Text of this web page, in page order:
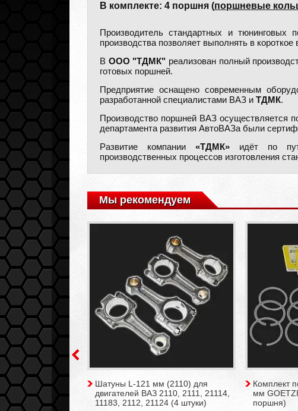
В комплекте: 4 поршня (поршневые
Производитель стандартных и тюнинговых
производства позволяет выполнять в
В ООО "ТДМК" реализован полный
готовых поршней.
Предприятие оснащено современным
разработанной специалистами ВАЗ и ТДМК.
Производство поршней ВАЗ осуществляется
департамента развития АвтоВАЗа были
Развитие компании«ТДМК» идёт по
производственных процессов изготовления
Мы рекомендуем
колец d84,0
1,5-2-4 мм (на 4
Шатуны L-121 мм (2110) для
двигателей ВАЗ 2110, 2111, 21114,
11183, 2112, 21124 (4 штуки)
Комплект
мм
поршня)